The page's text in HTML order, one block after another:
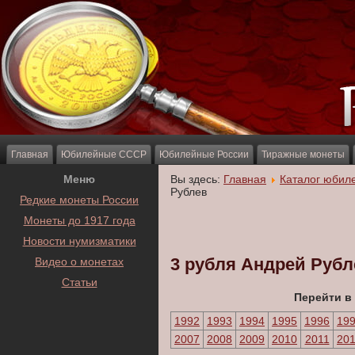
Главная Юбилейные СССР Юбилейные России Тиражные монеты
Меню
Редкие монеты России
Монеты до 1917 года
Новости нумизматики
Видео о монетах
Статьи
Вы здесь: Главная
Каталог
Рублев
3 рубля Андрей
Перейти в
1992
1993 1994 1995 1996
2007
2008 2009 2010 2011